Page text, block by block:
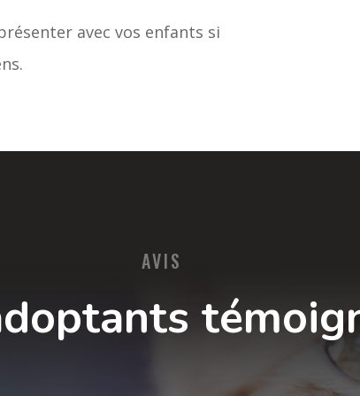
avec vos enfants si
AVIS